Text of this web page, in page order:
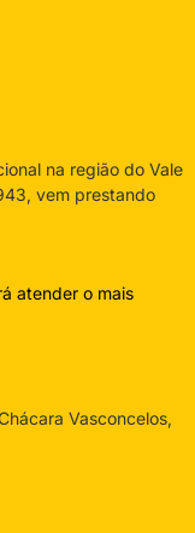
na região do Vale
vem prestando
atender o mais
Vasconcelos,